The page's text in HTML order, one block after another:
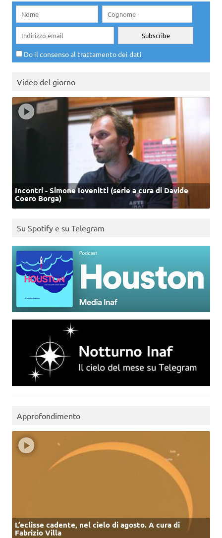
Do il consenso al trattamento dei dati
Video del giorno
Incontri - Simone Iovenitti (serie a cura di Davide
Coero Borga)
Su Spotify e su Telegram
Approfondimento
L’eclisse cadente, nel cielo di agosto. A cura di
Fabrizio Villa